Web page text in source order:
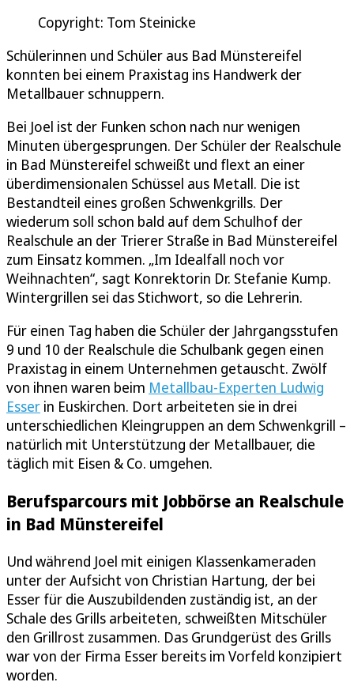
Copyright: Tom Steinicke
Schülerinnen und Schüler aus Bad Münstereifel
konnten bei einem Praxistag ins Handwerk der
Metallbauer schnuppern.
Bei Joel ist der Funken schon nach nur wenigen
Minuten übergesprungen. Der Schüler der Realschule
in Bad Münstereifel schweißt und flext an einer
überdimensionalen Schüssel aus Metall. Die ist
Bestandteil eines großen Schwenkgrills. Der
wiederum soll schon bald auf dem Schulhof der
Realschule an der Trierer Straße in Bad Münstereifel
zum Einsatz kommen. „Im Idealfall noch vor
Weihnachten“, sagt Konrektorin Dr. Stefanie Kump.
Wintergrillen sei das Stichwort, so die Lehrerin.
Für einen Tag haben die Schüler der Jahrgangsstufen
9 und 10 der Realschule die Schulbank gegen einen
Praxistag in einem Unternehmen getauscht. Zwölf
von ihnen waren beim Metallbau-Experten Ludwig
Esser in Euskirchen. Dort arbeiteten sie in drei
unterschiedlichen Kleingruppen an dem Schwenkgrill –
natürlich mit Unterstützung der Metallbauer, die
täglich mit Eisen & Co. umgehen.
Berufsparcours mit Jobbörse an Realschule
in Bad Münstereifel
Und während Joel mit einigen Klassenkameraden
unter der Aufsicht von Christian Hartung, der bei
Esser für die Auszubildenden zuständig ist, an der
Schale des Grills arbeiteten, schweißten Mitschüler
den Grillrost zusammen. Das Grundgerüst des Grills
war von der Firma Esser bereits im Vorfeld konzipiert
worden.